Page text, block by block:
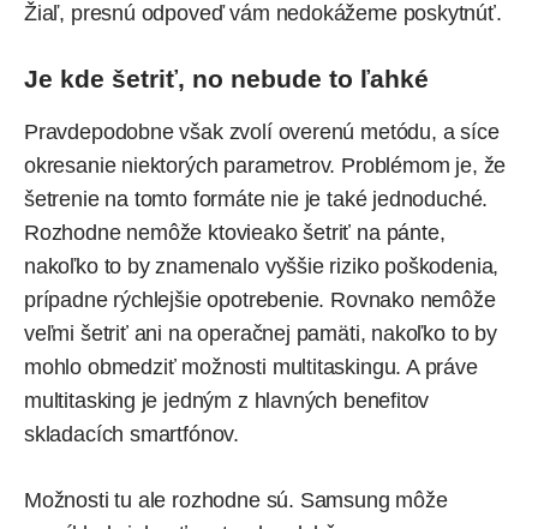
Žiaľ, presnú odpoveď vám nedokážeme poskytnúť.
Je kde šetriť, no nebude to ľahké
Pravdepodobne však zvolí overenú metódu, a síce
okresanie niektorých parametrov. Problémom je, že
šetrenie na tomto formáte nie je také jednoduché.
Rozhodne nemôže ktovieako šetriť na pánte,
nakoľko to by znamenalo vyššie riziko poškodenia,
prípadne rýchlejšie opotrebenie. Rovnako nemôže
veľmi šetriť ani na operačnej pamäti, nakoľko to by
mohlo obmedziť možnosti multitaskingu. A práve
multitasking je jedným z hlavných benefitov
skladacích smartfónov.
Možnosti tu ale rozhodne sú. Samsung môže